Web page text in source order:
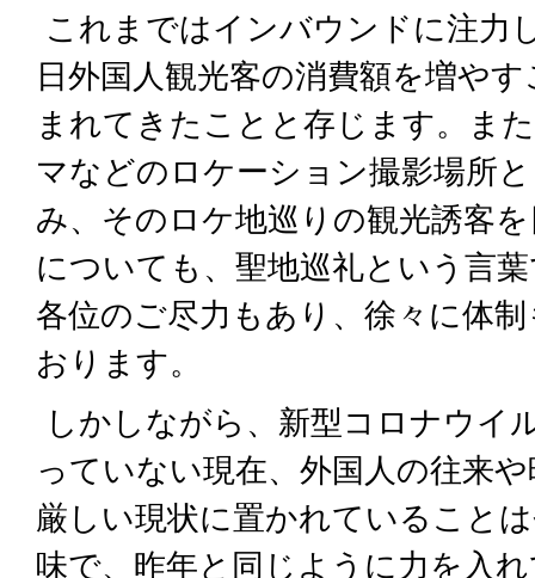
これまではインバウンドに注力
日外国人観光客の消費額を増や
まれてきたことと存じます。ま
マなどのロケーション撮影場所
み、そのロケ地巡りの観光誘客
についても、聖地巡礼という言
各位のご尽力もあり、徐々に体
おります。
しかしながら、新型コロナウイ
っていない現在、外国人の往来
厳しい現状に置かれていること
味で、昨年と同じように力を入